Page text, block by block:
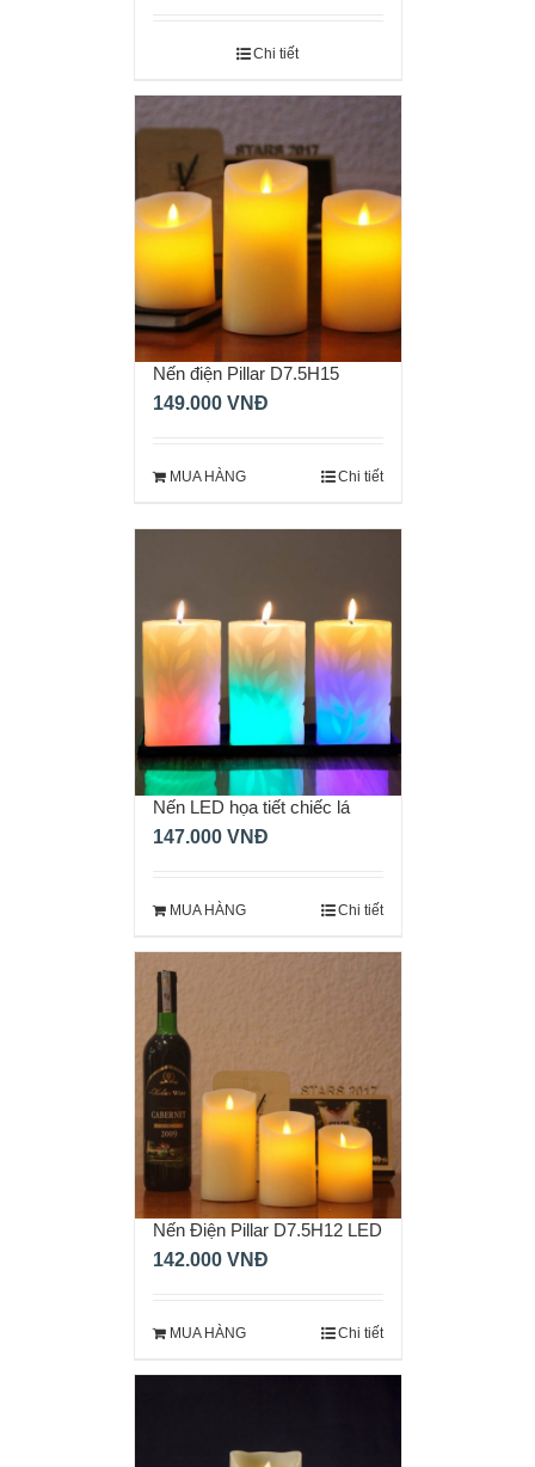
Chi tiết
Nến điện Pillar D7.5H15
149.000 VNĐ
MUA HÀNG Chi tiết
Nến LED họa tiết chiếc lá
147.000 VNĐ
MUA HÀNG Chi tiết
Nến Điện Pillar D7.5H12 LED
142.000 VNĐ
MUA HÀNG Chi tiết